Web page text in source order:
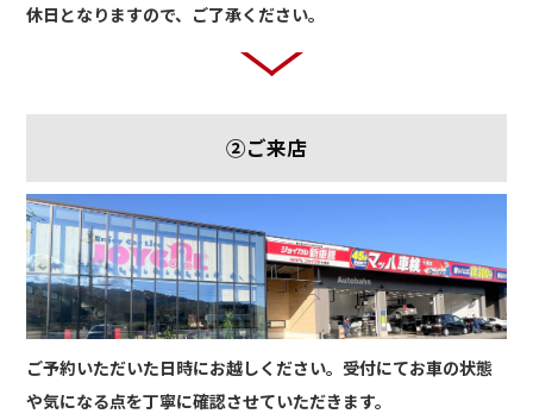
休日となりますので、ご了承ください。
②ご来店
ご予約いただいた日時にお越しください。受付にてお車の状態
や気になる点を丁寧に確認させていただきます。